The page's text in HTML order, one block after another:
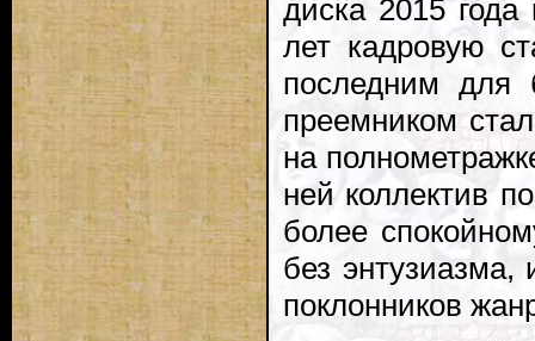
диска 2015
лет кадровую
последним для
преемником
на
ней коллектив
более
без
поклонников